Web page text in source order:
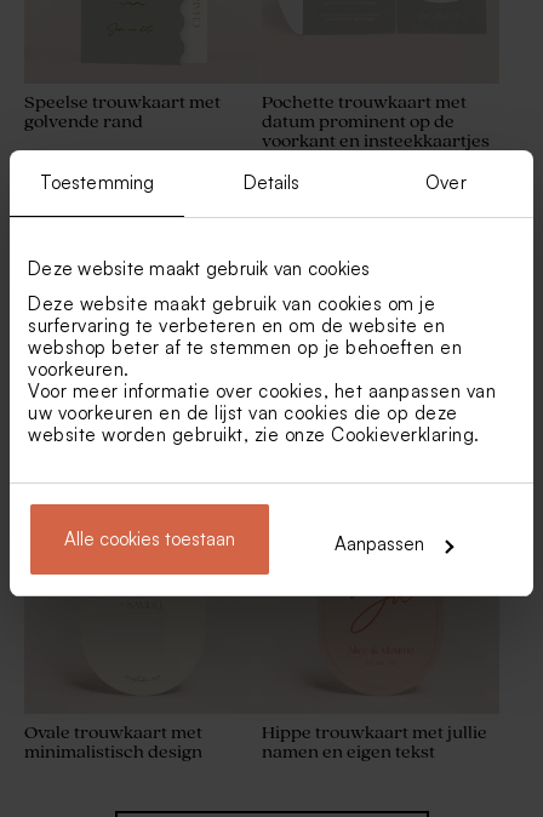
Toestemming Details Over
Deze website maakt gebruik van cookies
Deze website maakt gebruik van cookies om je
surfervaring te verbeteren en om de website en
webshop beter af te stemmen op je behoeften en
voorkeuren.
Voor meer informatie over cookies, het aanpassen van
uw voorkeuren en de lijst van cookies die op deze
website worden gebruikt, zie onze Cookieverklaring.
Alle cookies toestaan Aanpassen
Tetra zakje eucalyptus
Rond velvet traktatiedoosje
Set met 27
Speelse trouwkaart met
golvende rand
Pochette trouwkaart met
datum prominent op de
voorkant en insteekkaartjes
Minimalistische pocketfold
trouwkaart met datum in de
Stijlvolle trouwkaart in
natuurpapierlook
Ovale trouwkaart met
minimalistisch design
Hippe trouwkaart met jullie
namen en eigen tekst